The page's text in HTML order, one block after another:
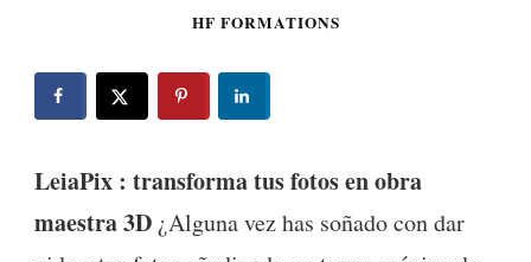
HF FORMATIONS
LeiaPix : transforma tus fotos en obra
maestra 3D ¿Alguna vez has soñado con dar